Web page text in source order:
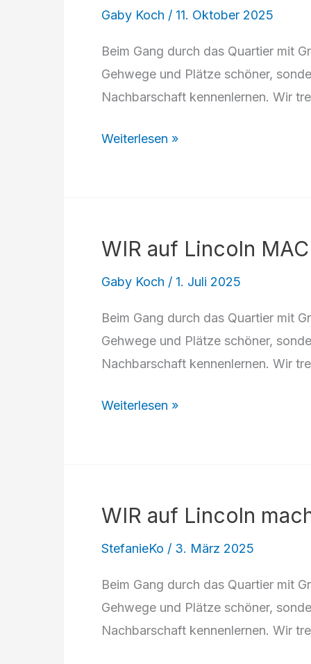
Aktion
Gaby Koch / 11. Oktober 2025
Beim Gang durch das Quartier mit
Gehwege und Plätze schöner,
Nachbarschaft kennenlernen. Wir
WIR
Dreckweg-
Aktion
Weiterlesen »
WIR auf Lincoln
Gaby Koch / 1. Juli 2025
Beim Gang durch das Quartier mit
Gehwege und Plätze schöner,
Nachbarschaft kennenlernen. Wir
WIR
Dreckweg-
Aktion
Weiterlesen »
WIR auf Lincoln
StefanieKo / 3. März 2025
Beim Gang durch das Quartier mit
Gehwege und Plätze schöner,
Nachbarschaft kennenlernen. Wir